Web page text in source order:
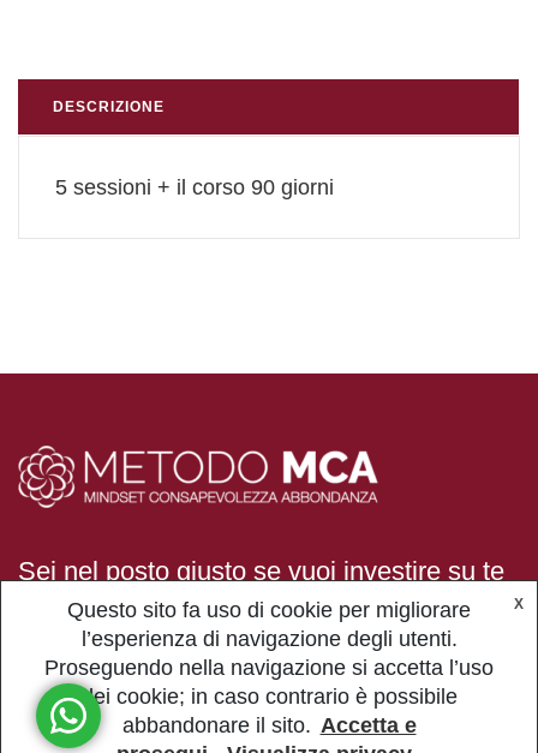
DESCRIZIONE
5 sessioni + il corso 90 giorni
Sei nel posto giusto se vuoi investire su te
stesso e raggiungere tutto ciò che desideri!
© COPYRIGHT
ALL RIGHTS RESERVED - CF: SMLRZL70S57Z127S -
PRIVACY
Questo sito fa uso di cookie per migliorare
l’esperienza di navigazione degli utenti.
Proseguendo nella navigazione si accetta l’uso
dei cookie; in caso contrario è possibile
abbandonare il sito.
X
Accetta e